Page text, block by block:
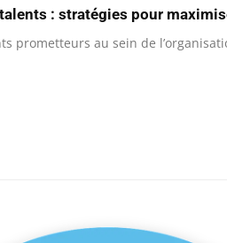
: stratégies pour
prometteurs au sein de